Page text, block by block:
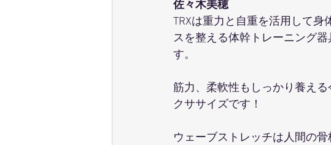
佐々木美穂
TRXは重力と自重を活用して身
スを整える体幹トレーニング
す。
筋力、柔軟性もしっかり養える
クササイズです！
ウェーブストレッチは人間の